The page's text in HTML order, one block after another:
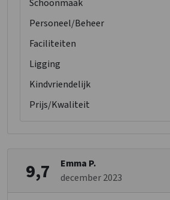
Schoonmaak
Personeel/Beheer
Faciliteiten
Ligging
Kindvriendelijk
Prijs/Kwaliteit
9,7
Emma P.
december 2023